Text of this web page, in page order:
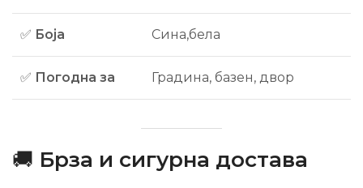
✅ Боја Сина,бела
✅ Погодна за Градина, базен, двор
🚚 Брза и сигурна достава